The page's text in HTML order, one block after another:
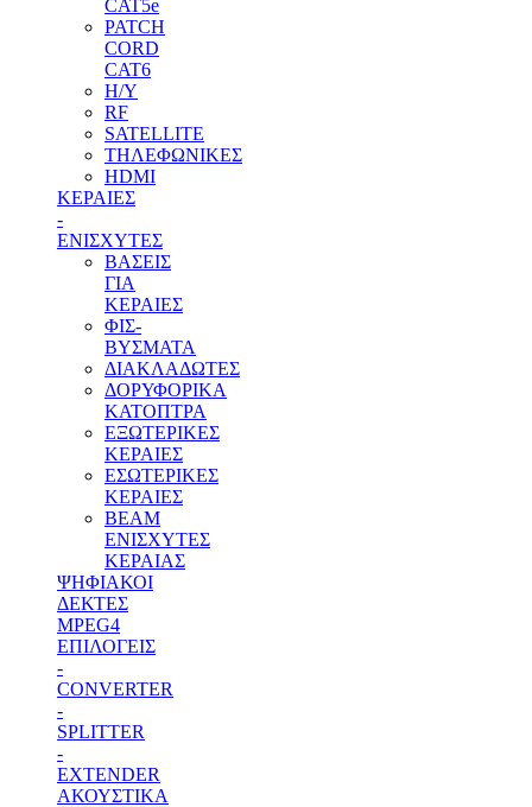
CAT5e
PATCH
CORD
CAT6
H/Y
RF
SATELLITE
ΤΗΛΕΦΩΝΙΚΕΣ
HDMI
ΚΕΡΑΙΕΣ
-
ENΙΣΧΥΤΕΣ
ΒΑΣΕΙΣ
ΓΙΑ
ΚΕΡΑΙΕΣ
ΦΙΣ-
ΒΥΣΜΑΤΑ
ΔΙΑΚΛΑΔΩΤΕΣ
ΔΟΡΥΦΟΡΙΚΑ
ΚΑΤΟΠΤΡΑ
ΕΞΩΤΕΡΙΚΕΣ
ΚΕΡΑΙΕΣ
ΕΣΩΤΕΡΙΚΕΣ
ΚΕΡΑΙΕΣ
BEAM
ΕΝΙΣΧΥΤΕΣ
ΚΕΡΑΙΑΣ
ΨΗΦΙΑΚΟΙ
ΔΕΚΤΕΣ
MPEG4
ΕΠΙΛΟΓΕΙΣ
-
CONVERTER
-
SPLITTER
-
EXTENDER
ΑΚΟΥΣΤΙΚΑ